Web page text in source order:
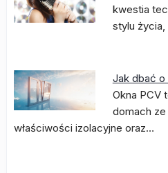
kwestia
stylu
Jak dbać o
Okna PCV
domach
właściwości izolacyjne oraz…